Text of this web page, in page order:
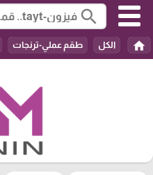
search
home الكل طقم عملي-ترنجات